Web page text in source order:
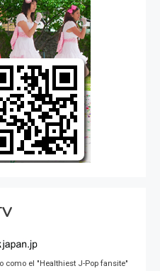
como el "Healthiest J-Pop fansite"